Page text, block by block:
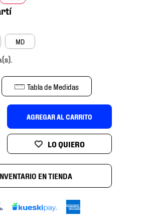
MD
Tabla de Medidas
AGREGAR AL CARRITO
EN TIENDA